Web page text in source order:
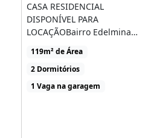
CASA RESIDENCIAL
DISPONÍVEL PARA
LOCAÇÃOBairro Edelmina
QuerubimNova Mutum - MT
02 quartos, sendo [...]
119m² de Área
2 Dormitórios
1 Vaga na garagem